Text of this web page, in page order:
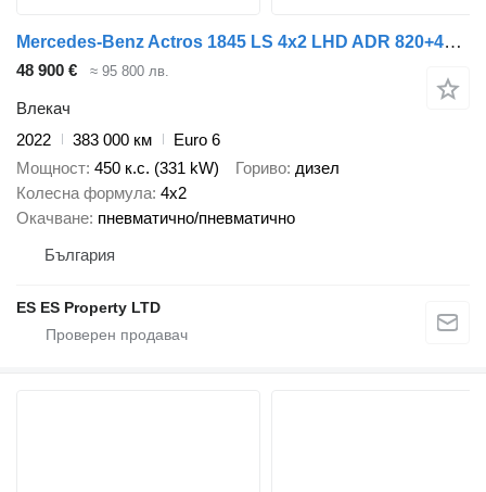
Mercedes-Benz Actros 1845 LS 4x2 LHD ADR 820+480 tanks
48 900 € ≈ 95 800 лв.
Влекач
2022
383 000 км
Euro 6
Мощност 450 к.с. (331 kW) Гориво дизел
Колесна формула 4x2
Окачване пневматично/пневматично
България
ES ES Property LTD